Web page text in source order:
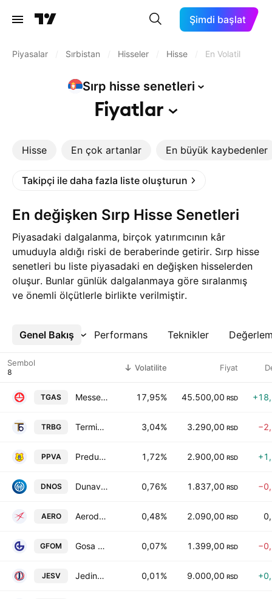
Şimdi başlat
Piyasalar Sırbistan Hisseler Hisse En Volatil
Sırp hisse senetleri
Fiyatlar
Hisse En çok artanlar En büyük kaybedenler
Takipçi ile daha fazla liste oluşturun
En değişken Sırp Hisse Senetleri
Piyasadaki dalgalanma, birçok yatırımcının kâr
umuduyla aldığı riski de beraberinde getirir. Sırp hisse
senetleri bu liste piyasadaki en değişken hisselerden
oluşur. Bunlar günlük dalgalanmaya göre sıralanmış
ve önemli ölçütlerle birlikte verilmiştir.
Genel Bakış Performans Teknikler
Daha Fazla
Sembol Volatilite Fiyat
TGAS Messer Tehnogas AD 17,95% 45.500,00 RSD
TRBG Termika-Beograd a.d. 3,04% 3.290,00 RSD
PPVA Preduzece za puteve Valjevo AD 1,72% 2.900,00 RSD
DNOS Dunav Osiguranje AD 0,76% 1.837,00 RSD
AERO Aerodrom Nikola Tesla AD 0,48% 2.090,00 RSD
GFOM Gosa FOM a.d. 0,07% 1.399,00 RSD
JESV Jedinstvo AD Sevojno 0,01% 9.000,00 RSD